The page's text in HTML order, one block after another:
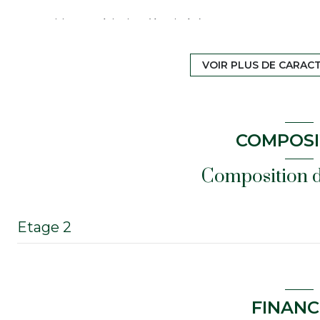
cuisine américaine (équipée)
VOIR PLUS DE
Composition
Etage 2